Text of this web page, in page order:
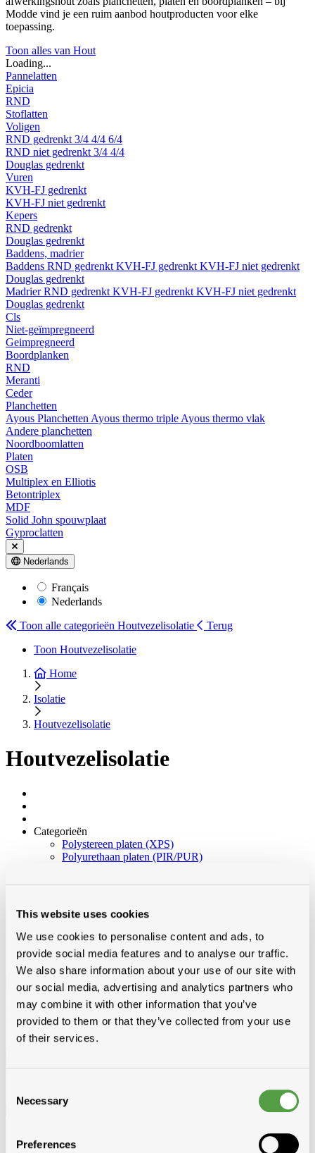
This website uses cookies
We use cookies to personalise content and ads, to
provide social media features and to analyse our traffic.
We also share information about your use of our site with
our social media, advertising and analytics partners who
may combine it with other information that you’ve
provided to them or that they’ve collected from your use
of their services.
Selection
Necessary
Preferences
Modde vind je een ruim aanbod houtproducten voor elke
toepassing.
Toon alles van Hout
Loading...
Pannelatten
Epicia
RND
Stoflatten
Voligen
RND gedrenkt 3/4 4/4 6/4
RND niet gedrenkt 3/4 4/4
Douglas gedrenkt
Vuren
KVH-FJ gedrenkt
KVH-FJ niet gedrenkt
Kepers
RND gedrenkt
Douglas gedrenkt
Baddens, madrier
Baddens RND gedrenkt KVH-FJ gedrenkt KVH-FJ niet gedrenkt
Douglas gedrenkt
MadrierRND gedrenkt KVH-FJ gedrenkt KVH-FJ niet gedrenkt
Douglas gedrenkt
Cls
Niet-geïmpregneerd
Geimpregneerd
Boordplanken
RND
Meranti
Ceder
Planchetten
Ayous Planchetten Ayous thermo triple Ayous thermo vlak
Andere planchetten
Noordboomlatten
Platen
OSB
Multiplex en Elliotis
Betontriplex
MDF
Solid John spouwplaat
Gyproclatten
Nederlands
Français
Nederlands
Toon alle categorieën Houtvezelisolatie
Terug
Toon Houtvezelisolatie
Home
Isolatie
Houtvezelisolatie
Houtvezelisolatie
Categorieën
Polystereen platen (XPS)
Polyurethaan platen (PIR/PUR)
Houtvezelisolatie
Vacuumisolatie
Filter
Filter
Besteleenheid